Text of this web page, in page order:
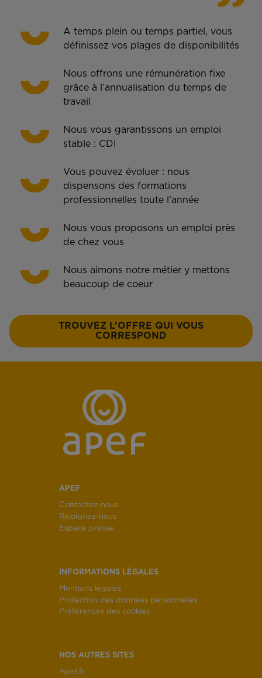
A temps plein ou temps partiel, vous
définissez vos plages de disponibilités
Nous offrons une rémunération fixe
grâce à l’annualisation du temps de
travail
Nous vous garantissons un emploi
stable : CDI
Vous pouvez évoluer : nous
dispensons des formations
professionnelles toute l’année
Nous vous proposons un emploi près
de chez vous
Nous aimons notre métier y mettons
beaucoup de coeur
TROUVEZ L’OFFRE QUI VOUS
CORRESPOND
APEF
Contactez-nous
Rejoignez-nous
Espace presse
INFORMATIONS LÉGALES
Mentions légales
Protection des données personnelles
Préférences des cookies
NOS AUTRES SITES
Apef.fr